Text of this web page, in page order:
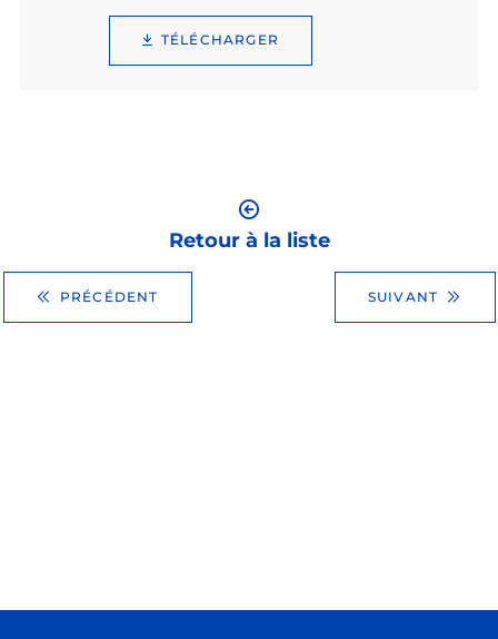
TÉLÉCHARGER
PRÉCÉDENT
Retour à la liste
SUIVANT